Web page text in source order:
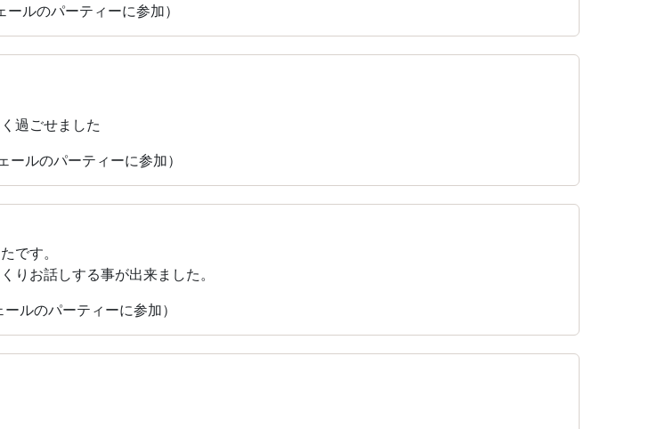
ルのパーティーに参加）
過ごせました
ルのパーティーに参加）
です。
りお話しする事が出来ました。
ルのパーティーに参加）